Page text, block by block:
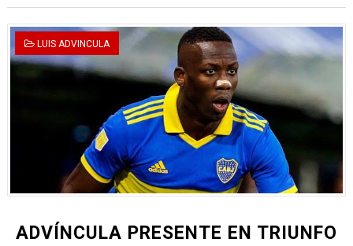
LUIS ADVINCULA
ADVÍNCULA PRESENTE EN TRIUNFO